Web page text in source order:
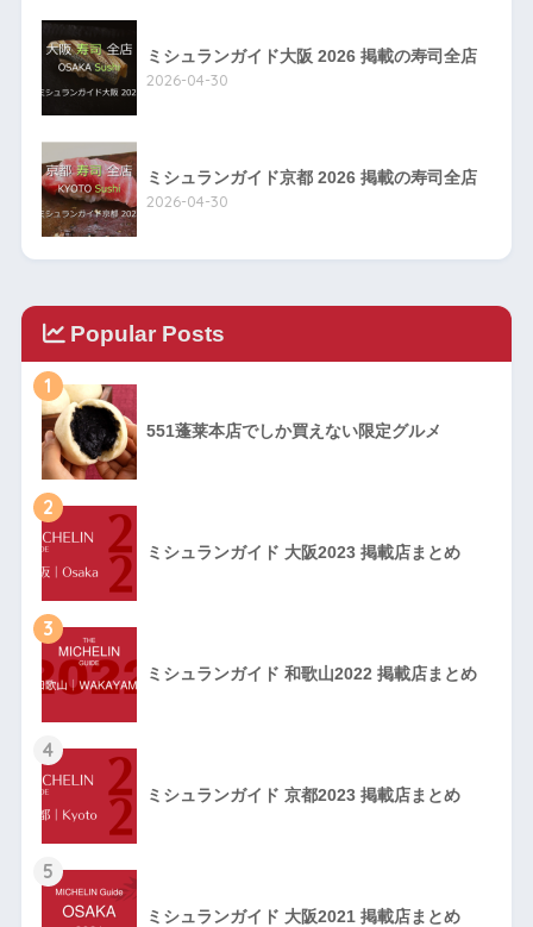
ミシュランガイド大阪 2026 掲載の寿司全店
2026-04-30
ミシュランガイド京都 2026 掲載の寿司全店
2026-04-30
Popular Posts
1
551蓬莱本店でしか買えない限定グルメ
2
ミシュランガイド 大阪2023 掲載店まとめ
3
ミシュランガイド 和歌山2022 掲載店まとめ
4
ミシュランガイド 京都2023 掲載店まとめ
5
ミシュランガイド 大阪2021 掲載店まとめ